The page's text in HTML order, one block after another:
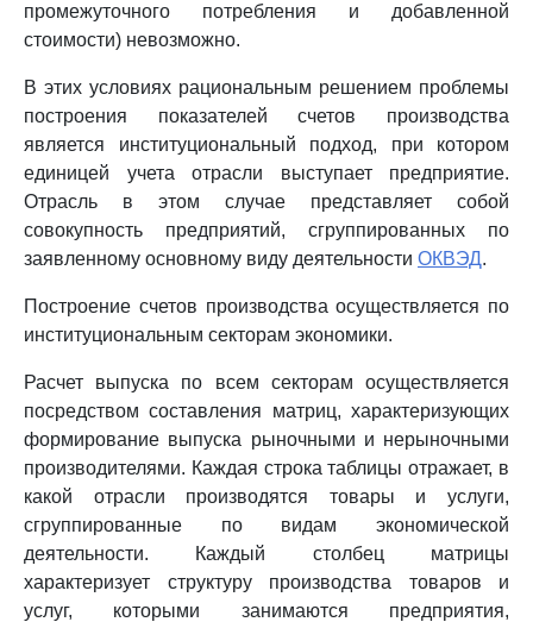
промежуточного потребления и добавленной
стоимости) невозможно.
В этих условиях рациональным решением проблемы
построения показателей счетов производства
является институциональный подход, при котором
единицей учета отрасли выступает предприятие.
Отрасль в этом случае представляет собой
совокупность предприятий, сгруппированных по
заявленному основному виду деятельности ОКВЭД.
Построение счетов производства осуществляется по
институциональным секторам экономики.
Расчет выпуска по всем секторам осуществляется
посредством составления матриц, характеризующих
формирование выпуска рыночными и нерыночными
производителями. Каждая строка таблицы отражает, в
какой отрасли производятся товары и услуги,
сгруппированные по видам экономической
деятельности. Каждый столбец матрицы
характеризует структуру производства товаров и
услуг, которыми занимаются предприятия,